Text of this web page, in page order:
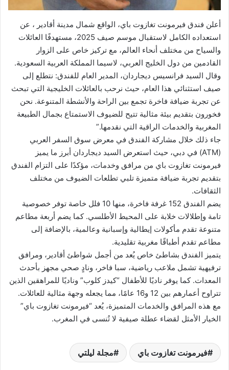
أعلن فندق فيرمونت تغازوت باي، الواقع شمال مدينة أقادير ، عن
استعداده الكامل لاستقبال موسم صيف 2025، مستهدفًا العائلات
والسياح من مختلف أنحاء العالم، مع تركيز خاص على الزوار
القادمين من دول الخليج العربي، لاسيما المملكة العربية السعودية.
وقال السيد فرانسيس ديجاردان، المدير العام للفندق: نتطلع إلى
صيف استثنائي هذا العام، حيث نرحب بالعائلات الخليجية التي تبحث
عن تجربة ضيافة فاخرة تجمع بين الراحة والأنشطة المتنوعة. نحن
فخورون بتقديم بيئة مثالية تتيح للضيوف الاستمتاع بجمال الطبيعة
المغربية والخدمات الراقية التي نقدمها.”
جاء ذلك خلال مشاركة الفندق في معرض سوق السفر العربي
(ATM) في دبي، حيث استعرض السيد ديجاردان أبرز ما يميز
فيرمونت تغازوت باي من مرافق وخدمات، مؤكدًا على التزام الفندق
بتقديم تجربة ضيافة متميزة تلبي تطلعات الضيوف من مختلف
الثقافات.
يضم الفندق 152 غرفة فاخرة، منها 10 فلل خاصة توفر خصوصية
تامة وإطلالات خلابة على المحيط الأطلسي. كما يضم أربعة مطاعم
متنوعة تقدم مأكولات إيطالية وإسبانية وعالمية، بالإضافة إلى
مطاعم تقدم أطباقًا مغربية تقليدية.
يتميز الفندق بشاطئ خاص يُعد من أجمل شواطئ أقادير، ومرافق
ترفيهية تشمل ملاعب رياضية، سبا فاخر، ونادٍ صحي مجهز بأحدث
المعدات. كما يوفر ناديًا للأطفال “كيدز كلوب” وناديًا للمراهقين الذين
تتراوح أعمارهم بين 12 و16 عامًا، مما يجعله وجهة مثالية للعائلات.
مع هذه المرافق والخدمات المتميزة، يُعد “فيرمونت تغازوت باي”
الخيار الأمثل لقضاء عطلة صيفية لا تُنسى في المغرب.
فيرمونت تغازوت باي مجلة ليلتي